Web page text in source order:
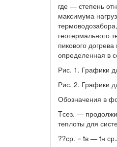
где — степень
максимума
геотермального
пикового
определенная в
Рис. 1. Графики
Рис. 2. Графики
Обозначения в
Tсез. —
теплоты для
??ср. = tв — tн